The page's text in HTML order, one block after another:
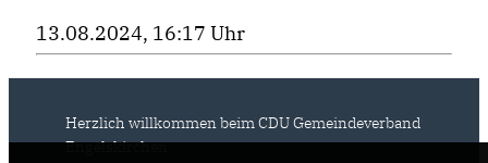
13.08.2024, 16:17 Uhr
Herzlich willkommen beim CDU Gemeindeverband
Engelskirchen